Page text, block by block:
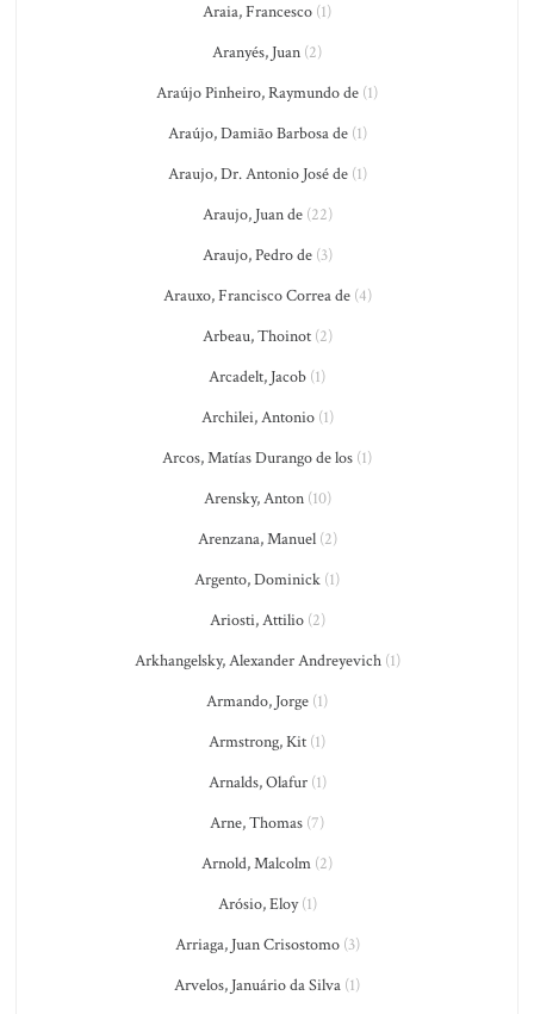
Araia, Francesco (1)
Aranyés, Juan (2)
Araújo Pinheiro, Raymundo de (1)
Araújo, Damião Barbosa de(1)
Araujo, Dr. Antonio José de(1)
Araujo, Juan de(22)
Araujo, Pedro de(3)
Arauxo, Francisco Correa de(4)
Arbeau, Thoinot(2)
Arcadelt, Jacob (1)
Archilei, Antonio(1)
Arcos, Matías Durango de los (1)
Arensky, Anton(10)
Arenzana, Manuel(2)
Argento, Dominick (1)
Ariosti, Attilio(2)
Arkhangelsky, Alexander Andreyevich(1)
Armando, Jorge (1)
Armstrong, Kit (1)
Arnalds, Olafur(1)
Arne, Thomas (7)
Arnold, Malcolm (2)
Arósio, Eloy(1)
Arriaga, Juan Crisostomo(3)
Arvelos, Januário da Silva (1)